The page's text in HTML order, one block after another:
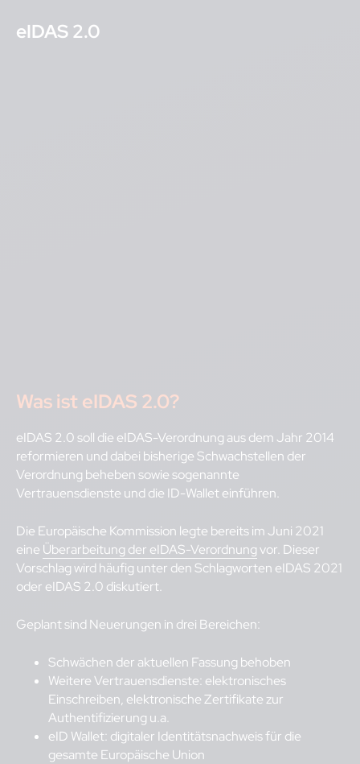
eIDAS 2.0
Was ist eIDAS 2.0?
eIDAS 2.0 soll die eIDAS-Verordnung aus dem Jahr 2014
reformieren und dabei bisherige Schwachstellen der
Verordnung beheben sowie sogenannte
Vertrauensdienste und die ID-Wallet einführen.
Die Europäische Kommission legte bereits im Juni 2021
eine Überarbeitung der eIDAS-Verordnungvor. Dieser
Vorschlag wird häufig unter den Schlagworten eIDAS 2021
oder eIDAS 2.0 diskutiert.
Geplant sind Neuerungen in drei Bereichen:
Schwächen der aktuellen Fassung behoben
Weitere Vertrauensdienste: elektronisches
Einschreiben, elektronische Zertifikate zur
Authentifizierung u.a.
eID Wallet: digitaler Identitätsnachweis für die
gesamte Europäische Union